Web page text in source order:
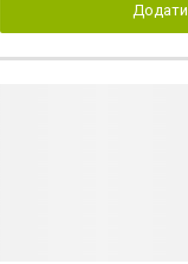
Додати